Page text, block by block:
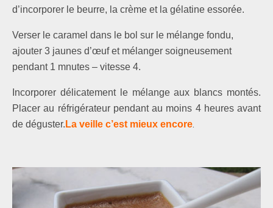
d’incorporer le beurre, la crème et la gélatine essorée.
Verser le caramel dans le bol sur le mélange fondu,
ajouter 3 jaunes d’œuf et mélanger soigneusement
pendant 1 mnutes – vitesse 4.
Incorporer délicatement le mélan­ge aux blancs montés.
Placer au réfrigérateur pendant au moins 4 heures avant
de déguster. La veille c’est mieux encore.